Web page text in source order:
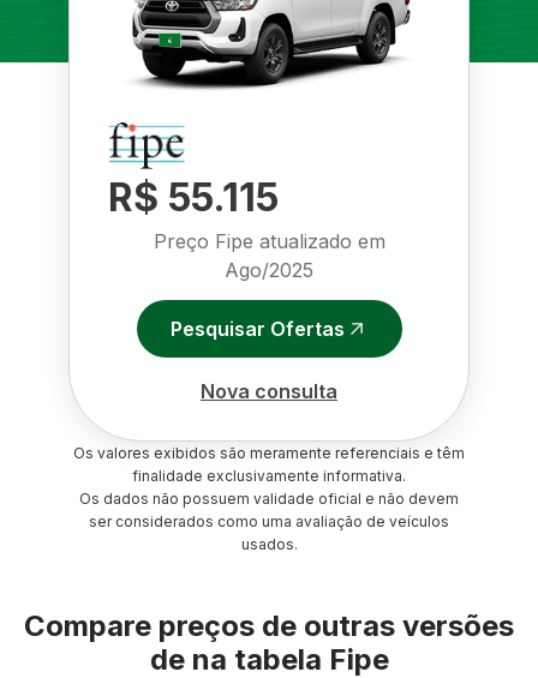
R$ 55.115
Preço Fipe atualizado em
Ago/2025
Pesquisar Ofertas
Nova consulta
Os valores exibidos são meramente referenciais e têm
finalidade exclusivamente informativa.
Os dados não possuem validade oficial e não devem
ser considerados como uma avaliação de veículos
usados.
Compare preços de outras versões
de na tabela Fipe